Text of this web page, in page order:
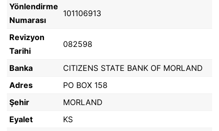
Yönlendirme
Numarası
101106913
Revizyon
Tarihi
082598
Banka
CITIZENS STATE BANK OF MORLAND
Adres
PO BOX 158
Şehir
MORLAND
Eyalet
KS